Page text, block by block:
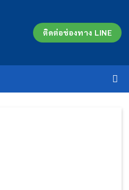
ติดต่อช่องทาง LINE